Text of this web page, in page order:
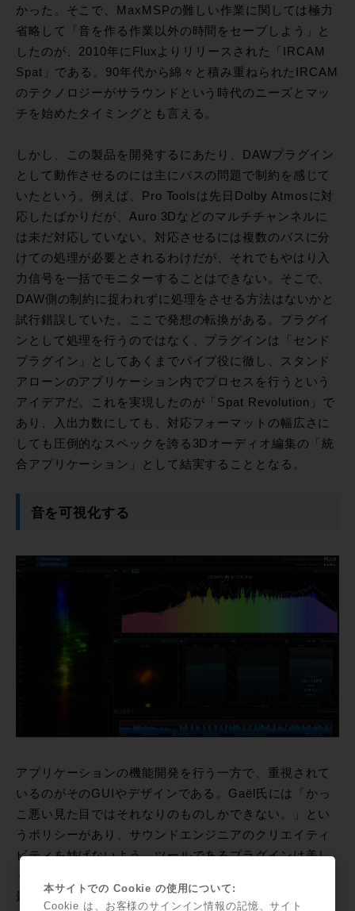
かった。そこで、MaxMSPの難しい作業に関しては極力
省略して「音を作る作業以外の時間をセーブしよう」と
したのが、2010年にFluxよりリリースされた「IRCAM
Spat」である。90年代から綿々と積み重ねられたIRCAM
のテクノロジーがサラウンドという時代のニーズとマッ
チを始めたタイミングとも言える。
しかし、この製品を開発するにあたり、DAWプラグイン
として動作させるのには主にバスの問題で制約を感じて
いたという。例えば、Pro Toolsは先日Dolby Atmosに対
応したばかりだが、Auro 3Dなどのマルチチャンネルに
は未だ対応していない。対応させるには複数のバスに分
けての処理が必要とされるわけだが、それでもやはり入
力信号を一括でモニターすることはできない。そこで、
DAW側の制約に捉われずに処理をさせる方法はないかと
試行錯誤していた。ここで発想の転換がある。プラグイ
ンとして処理を行うのではなく、プラグインは「センド
プラグイン」としてあくまでパイプ役に徹し、スタンド
アローンのアプリケーション内でプロセスを行うという
アイデアだ。これを実現したのが「Spat Revolution」で
あり、入出力数にしても、対応フォーマットの幅広さに
しても圧倒的なスペックを誇る3Dオーディオ編集の「統
合アプリケーション」として結実することとなる。
音を可視化する
アプリケーションの機能開発を行う一方で、重視されて
いるのがそのGUIやデザインである。Gaël氏には「かっ
こ悪い見た目ではそれなりのものしかできない。」とい
うポリシーがあり、サウンドエンジニアのクリエイティ
ビティを妨げないよう、ツールであるプラグインは美し
く機能的にデザインされているべきだとしている。その
最たる例が自社開発されたPure Analyzerであろう。
本サイトでの Cookie の使用について:
Cookie は、お客様のサインイン情報の記憶、サイト